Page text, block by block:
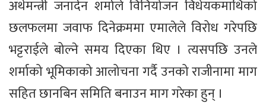
अर्थमन्त्री जनार्दन शर्माले विनियोजन विधेयकमाथिको
छलफलमा जवाफ दिनेक्रममा एमालेले विरोध गरेपछि
भट्टराईले बोल्ने समय दिएका थिए । त्यसपछि उनले
शर्माको भूमिकाको आलोचना गर्दै उनको राजीनामा माग
सहित छानबिन समिति बनाउन माग गरेका हुन् ।​